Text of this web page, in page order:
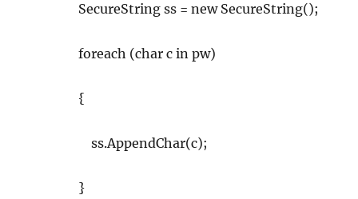
SecureString ss = new SecureString();
foreach (char c in pw)
{
ss.AppendChar(c);
}